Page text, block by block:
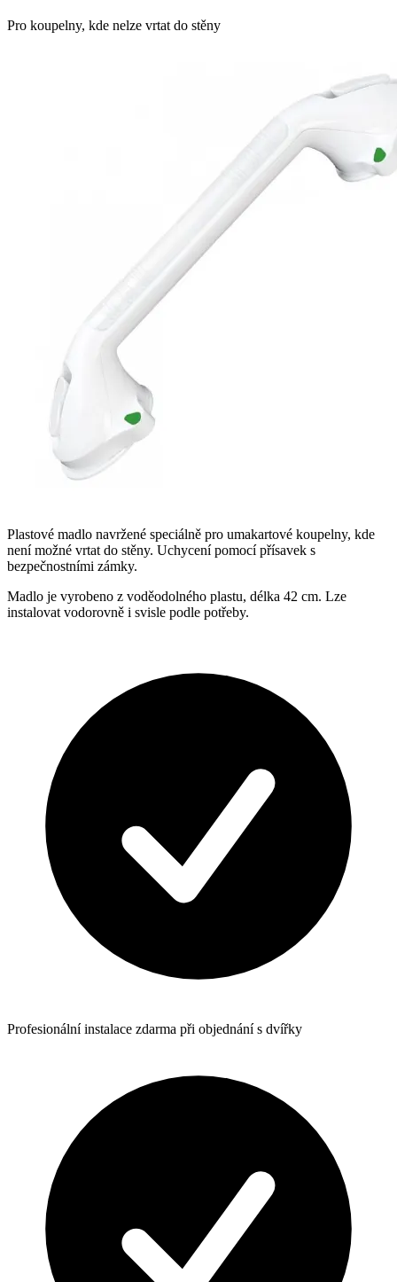
Pro koupelny, kde nelze vrtat do stěny
Plastové madlo navržené speciálně pro umakartové koupelny, kde
není možné vrtat do stěny. Uchycení pomocí přísavek s
bezpečnostními zámky.
Madlo je vyrobeno z voděodolného plastu, délka 42 cm. Lze
instalovat vodorovně i svisle podle potřeby.
Profesionální instalace zdarma při objednání s dvířky